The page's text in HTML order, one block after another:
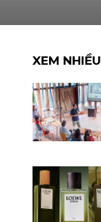
XEM NHIỀU